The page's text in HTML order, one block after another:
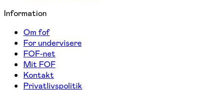
Information
Om fof
For undervisere
FOF-net
Mit FOF
Kontakt
Privatlivspolitik